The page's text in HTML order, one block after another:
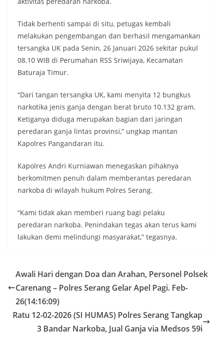
Tidak berhenti sampai di situ, petugas kembali
melakukan pengembangan dan berhasil mengamankan
tersangka UK pada Senin, 26 Januari 2026 sekitar pukul
08.10 WIB di Perumahan RSS Sriwijaya, Kecamatan
Baturaja Timur.
“Dari tangan tersangka UK, kami menyita 12 bungkus
narkotika jenis ganja dengan berat bruto 10.132 gram.
Ketiganya diduga merupakan bagian dari jaringan
peredaran ganja lintas provinsi,” ungkap mantan
Kapolres Pangandaran itu.
Kapolres Andri Kurniawan menegaskan pihaknya
berkomitmen penuh dalam memberantas peredaran
narkoba di wilayah hukum Polres Serang.
“Kami tidak akan memberi ruang bagi pelaku
peredaran narkoba. Penindakan tegas akan terus kami
lakukan demi melindungi masyarakat,” tegasnya.
Awali Hari dengan Doa dan Arahan, Personel Polsek
Carenang – Polres Serang Gelar Apel Pagi. Feb-
26(14:16:09)
Ratu 12-02-2026 (SI HUMAS) Polres Serang Tangkap
3 Bandar Narkoba, Jual Ganja via Medsos 59i